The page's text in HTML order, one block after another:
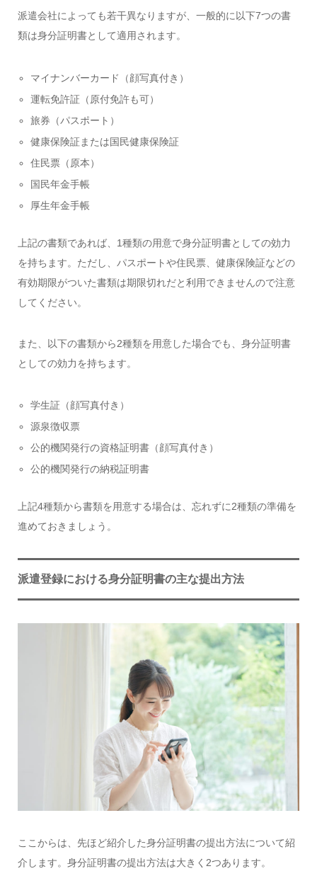
派遣会社によっても若干異なりますが、一般的に以下7つの書
類は身分証明書として適用されます。
マイナンバーカード（顔写真付き）
運転免許証（原付免許も可）
旅券（パスポート）
健康保険証または国民健康保険証
住民票（原本）
国民年金手帳
厚生年金手帳
上記の書類であれば、1種類の用意で身分証明書としての効力
を持ちます。ただし、パスポートや住民票、健康保険証などの
有効期限がついた書類は期限切れだと利用できませんので注意
してください。
また、以下の書類から2種類を用意した場合でも、身分証明書
としての効力を持ちます。
学生証（顔写真付き）
源泉徴収票
公的機関発行の資格証明書（顔写真付き）
公的機関発行の納税証明書
上記4種類から書類を用意する場合は、忘れずに2種類の準備を
進めておきましょう。
派遣登録における身分証明書の主な提出方法
ここからは、先ほど紹介した身分証明書の提出方法について紹
介します。身分証明書の提出方法は大きく2つあります。